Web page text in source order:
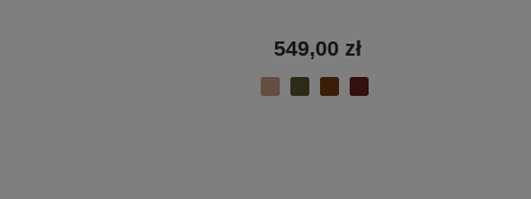
549,00 zł